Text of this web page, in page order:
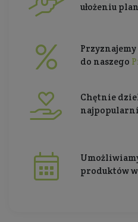
ułożeniu
do naszego
Chętnie
produktów